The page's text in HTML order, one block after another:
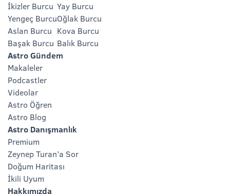
İkizler Burcu
Yengeç Burcu
Aslan Burcu
Başak Burcu
Yay Burcu
Oğlak Burcu
Kova Burcu
Balık Burcu
Astro Gündem
Makaleler
Podcastler
Videolar
Astro Öğren
Astro Blog
Astro Danışmanlık
Premium
Zeynep Turan’a Sor
Doğum Haritası
İkili Uyum
Hakkımızda